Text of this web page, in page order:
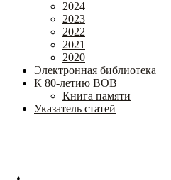
2024
2023
2022
2021
2020
Электронная библиотека
К 80-летию ВОВ
Книга памяти
Указатель статей